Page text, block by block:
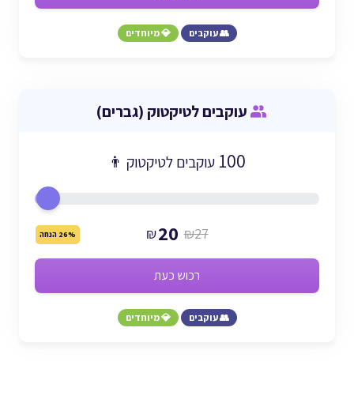
👥 עוקבים 💎 מיוחדים
עוקבים לטיקטוק (גברים)
100 עוקבים לטיקטוק 👨
₪20 ₪27 26% הנחה
רכוש כעת
👥 עוקבים 💎 מיוחדים